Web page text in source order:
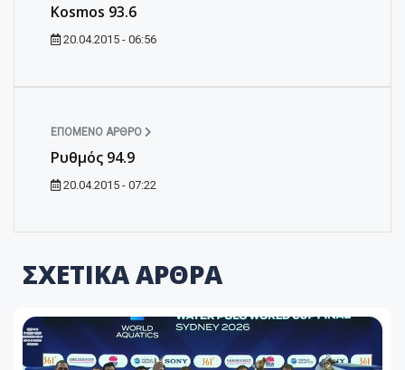
Kosmos 93.6
20.04.2015 - 06:56
ΕΠΌΜΕΝΟ ΆΡΘΡΟ
Ρυθμός 94.9
20.04.2015 - 07:22
ΣΧΕΤΙΚΑ ΑΡΘΡΑ